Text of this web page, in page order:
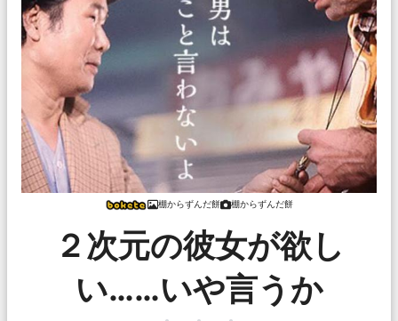
棚からずんだ餅 棚からずんだ餅
２次元の彼女が欲し
い……いや言うか